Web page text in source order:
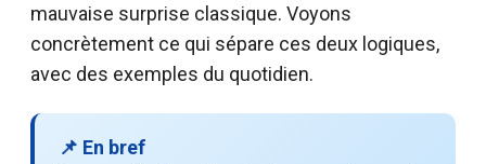
mauvaise surprise classique. Voyons
concrètement ce qui sépare ces deux logiques,
avec des exemples du quotidien.
📌 En bref